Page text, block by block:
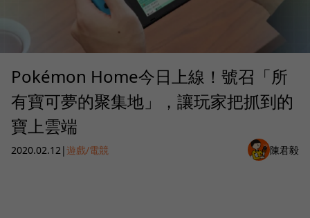
Pokémon Home今日上線！號召「所
有寶可夢的聚集地」，讓玩家把抓到的
寶上雲端
2020.02.12 |遊戲/電競 陳君毅